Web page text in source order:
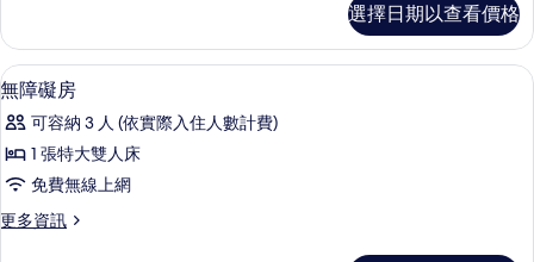
觀
套
房
的
所
有
相
外
灘
景
觀
套
房
詳
情
選擇日期以查看價格
顯
示
無
障
礙
房
無障礙房 | 起居區 | 42-吋 LCD 液晶電
7
無障礙房
可容納 3 人 (依實際入住人數計費)
1 張特大雙人床
免費無線上網
更多資訊
更